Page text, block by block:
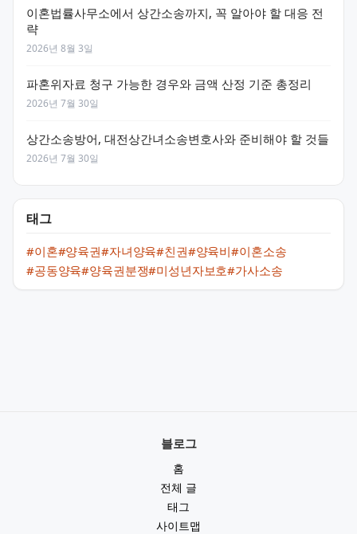
이혼법률사무소에서 상간소송까지, 꼭 알아야 할 대응 전
략
2026년 8월 3일
파혼위자료 청구 가능한 경우와 금액 산정 기준 총정리
2026년 7월 30일
상간소송방어, 대전상간녀소송변호사와 준비해야 할 것들
2026년 7월 30일
태그
#이혼#양육권#자녀양육#친권#양육비#이혼소송
#공동양육#양육권분쟁#미성년자보호#가사소송
블로그
홈
전체 글
태그
사이트맵